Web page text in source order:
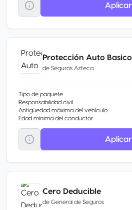
Aplicar
Protección Auto Basico
de Seguros Azteca
Tipo de paquete
Responsabilidad civil
Antigüedad máxima del vehículo
Edad mínima del conductor
Aplicar
Cero Deducible
de General de Seguros